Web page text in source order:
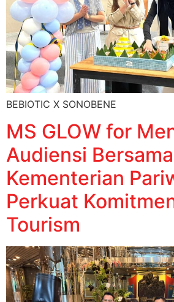
BEBIOTIC X SONOBENE
MS GLOW for
Audiensi Bersama
Kementerian
Perkuat
Tourism